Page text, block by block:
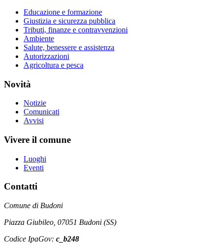
Educazione e formazione
Giustizia e sicurezza pubblica
Tributi, finanze e contravvenzioni
Ambiente
Salute, benessere e assistenza
Autorizzazioni
Agricoltura e pesca
Novità
Notizie
Comunicati
Avvisi
Vivere il comune
Luoghi
Eventi
Contatti
Comune di Budoni
Piazza Giubileo, 07051 Budoni (SS)
Codice IpaGov: c_b248